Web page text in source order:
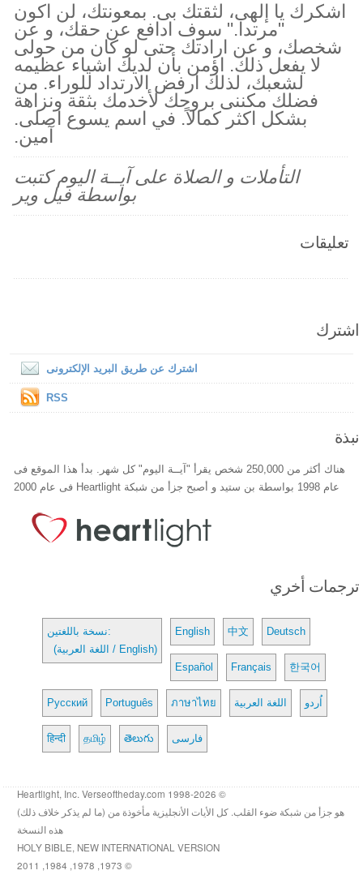
اشكرك يا إلهى، لثقتك بى. بمعونتك، لن اكون
"مرتدا." سوف ادافع عن حقك، و عن
شخصك، و عن ارادتك حتى لو كان من حولى
لا يفعل ذلك. اؤمن بأن لديك اشياء عظيمه
لشعبك، لذلك ارفض الارتداد للوراء. من
فضلك مكننى بروحك لأخدمك بثقة ونزاهة
بشكل اكثر كمالاً. في اسم يسوع اصلى.
آمين.
التأملات و الصلاة على آيــة اليوم كتبت
بواسطة فيل وير
تعليقات
اشترك
اشترك عن طريق البريد الإلكترونى
RSS
نبذة
هناك أكثر من 250,000 شخص يقرأ "آيــة اليوم" كل شهر. بدأ هذا الموقع فى
عام 1998 بواسطة بن ستيد و أصبح جزأ من شبكة Heartlight فى عام 2000
ترجمات أخري
نسخة باللغتين:
(اللغة العربية / English)
English 中文 Deutsch
Español Français 한국어
Русский Português ภาษาไทย اللغة العربية اُردو
हिन्दी தமிழ் తెలుగు فارسی
© 1998-2026 Heartlight, Inc. Verseoftheday.com
هو جزأ من شبكة ضوء القلب. كل الأيات الأنجليزية مأخوذة من (ما لم يذكر خلاف ذلك)
هذه النسخة
HOLY BIBLE, NEW INTERNATIONAL VERSION
© 1973, 1978, 1984, 2011